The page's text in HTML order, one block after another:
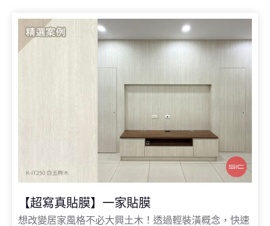
【超寫真貼膜】一家貼膜
想改變居家風格不必大興土木！透過輕裝潢概念，快速